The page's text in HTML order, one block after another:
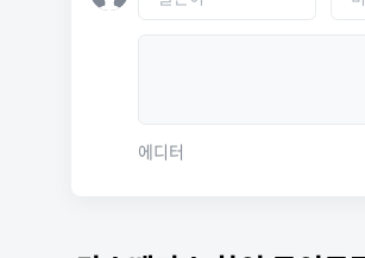
에디터